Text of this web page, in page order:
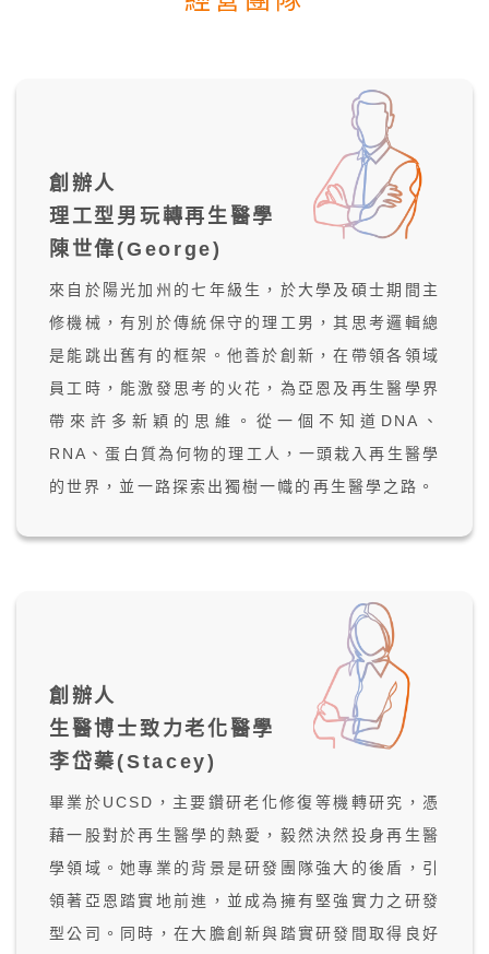
創辦人
理工型男玩轉再生醫學
陳世偉(George)
來自於陽光加州的七年級生，於大學及碩士期間主
修機械，有別於傳統保守的理工男，其思考邏輯總
是能跳出舊有的框架。他善於創新，在帶領各領域
員工時，能激發思考的火花，為亞恩及再生醫學界
帶來許多新穎的思維。從一個不知道DNA、
RNA、蛋白質為何物的理工人，一頭栽入再生醫學
的世界，並一路探索出獨樹一幟的再生醫學之路。
創辦人
生醫博士致力老化醫學
李岱蓁(Stacey)
畢業於UCSD，主要鑽研老化修復等機轉研究，憑
藉一股對於再生醫學的熱愛，毅然決然投身再生醫
學領域。她專業的背景是研發團隊強大的後盾，引
領著亞恩踏實地前進，並成為擁有堅強實力之研發
型公司。同時，在大膽創新與踏實研發間取得良好